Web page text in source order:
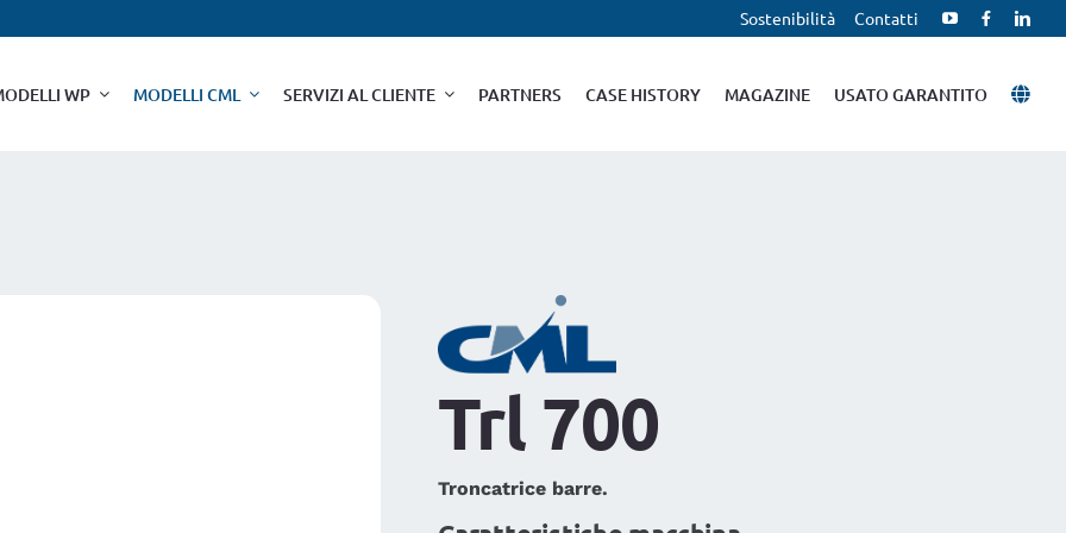
Sostenibilità Contatti
WP MODELLI CML SERVIZI AL CLIENTE PARTNERS CASE HISTORY MAGAZINE USATO GARANTITO
Trl 700
Troncatrice barre.